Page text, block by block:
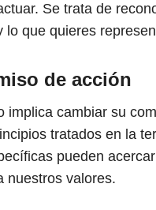
Se trata de
lo que quieres
de acción
implica cambiar su
tratados en la
pueden
nuestros valores.